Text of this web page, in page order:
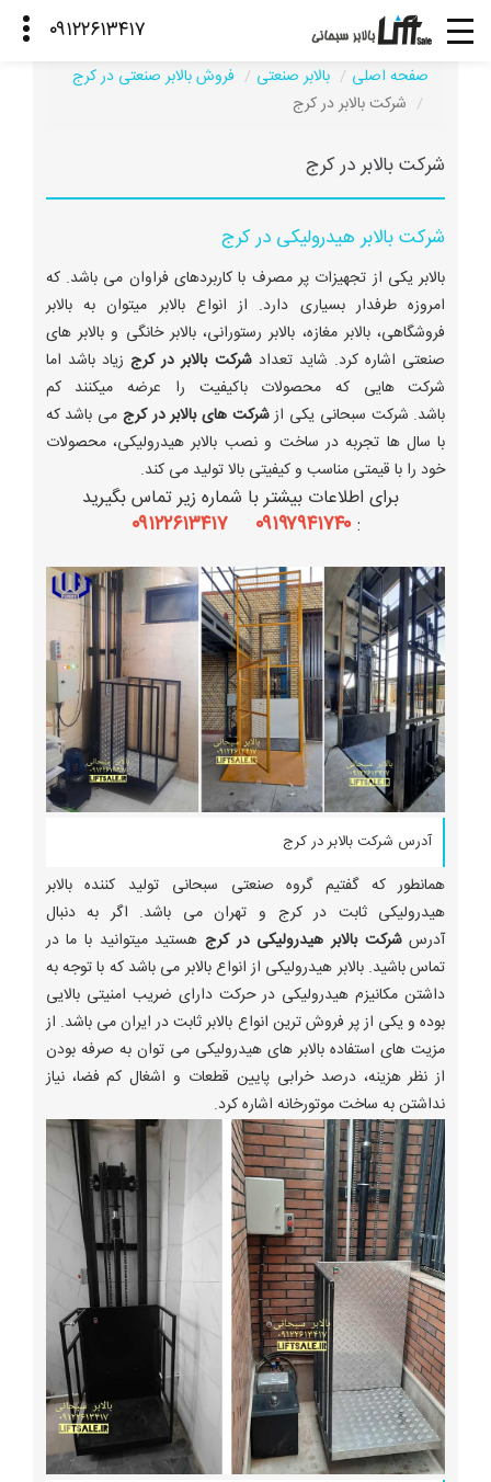
صفحه اصلی بالابر صنعتی
فروش بالابر صنعتی در کرج
شرکت بالابر در کرج
شرکت بالابر در کرج
شرکت بالابر هیدرولیکی در کرج
بالابر یکی از تجهیزات پر مصرف با کاربردهای فراوان می باشد. که
امروزه طرفدار بسیاری دارد. از انواع بالابر میتوان به بالابر
فروشگاهی، بالابر مغازه، بالابر رستورانی، بالابر خانگی و بالابر های
صنعتی اشاره کرد. شاید تعدادشرکت بالابر در کرجزیاد باشد اما
شرکت هایی که محصولات باکیفیت را عرضه میکنند کم
باشد. شرکت سبحانی یکی ازشرکت های بالابر در کرج می باشد که
با سال ها تجربه در ساخت و نصب بالابر هیدرولیکی، محصولات
خود را با قیمتی مناسب و کیفیتی بالا تولید می کند.
برای اطلاعات بیشتر با شماره زیر تماس بگیرید
:۰۹۱۹۷۹۴۱۷۴۰ ۰۹۱۲۲۶۱۳۴۱۷
آدرس شرکت بالابر در کرج
همانطور که گفتیم گروه صنعتی سبحانی تولید کننده بالابر
هیدرولیکی ثابت در کرج و تهران می باشد. اگر به دنبال
آدرسشرکت بالابر هیدرولیکی در کرج هستید میتوانید با ما در
تماس باشید. بالابر هیدرولیکی از انواع بالابر می باشد که با توجه به
داشتن مکانیزم هیدرولیکی در حرکت دارای ضریب امنیتی بالایی
بوده و یکی از پر فروش ترین انواع بالابر ثابت در ایران می باشد. از
مزیت های استفاده بالابر های هیدرولیکی می توان به صرفه بودن
از نظر هزینه، درصد خرابی پایین قطعات و اشغال کم فضا، نیاز
نداشتن به ساخت موتورخانه اشاره کرد.